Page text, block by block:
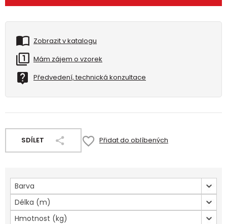
Zobrazit v katalogu
Mám zájem o vzorek
Předvedení, technická konzultace
SDÍLET Přidat do oblíbených
Barva
Délka (m)
Hmotnost (kg)